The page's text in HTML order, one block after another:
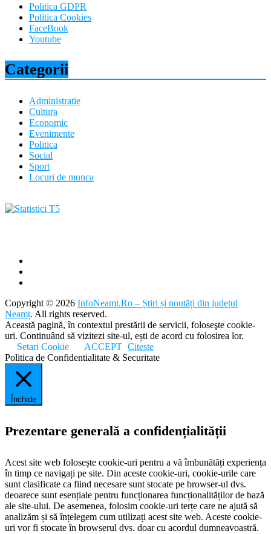
Politica GDPR
Politica Cookies
FaceBook
Youtube
Categorii
Administratie
Cultura
Economic
Evenimente
Politica
Social
Sport
Locuri de munca
Copyright © 2026 InfoNeamt.Ro – Știri și noutăți din județul
Neamț. All rights reserved.
Această pagină, în contextul prestării de servicii, foloseşte cookie-
uri. Continuând să vizitezi site-ul, ești de acord cu folosirea lor.
Setari Cookie
ACCEPT Citeste
Politica de Confidentialitate & Securitate
Închide
Prezentare generală a confidențialității
Acest site web folosește cookie-uri pentru a vă îmbunătăți experiența
în timp ce navigați pe site. Din aceste cookie-uri, cookie-urile care
sunt clasificate ca fiind necesare sunt stocate pe browser-ul dvs.
deoarece sunt esențiale pentru funcționarea funcționalităților de bază
ale site-ului. De asemenea, folosim cookie-uri terțe care ne ajută să
analizăm și să înțelegem cum utilizați acest site web. Aceste cookie-
uri vor fi stocate în browserul dvs. doar cu acordul dumneavoastră.